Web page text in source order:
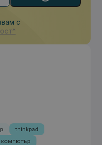
с
thinkpad
компютър